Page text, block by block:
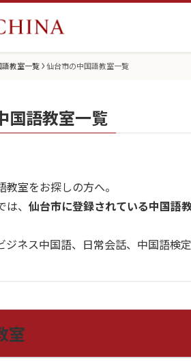
教室一覧 仙台市の中国語教室一覧
国語教室一覧
室をお探しの方へ。
、 仙台市に登録されている中国語
ジネス中国語、日常会話、中国語検
室